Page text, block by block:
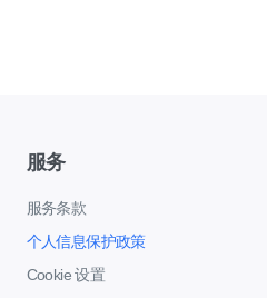
服务
服务条款
个人信息保护政策
Cookie 设置